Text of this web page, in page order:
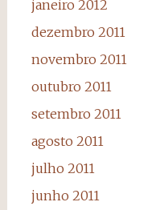
janeiro 2012
dezembro 2011
novembro 2011
outubro 2011
setembro 2011
agosto 2011
julho 2011
junho 2011